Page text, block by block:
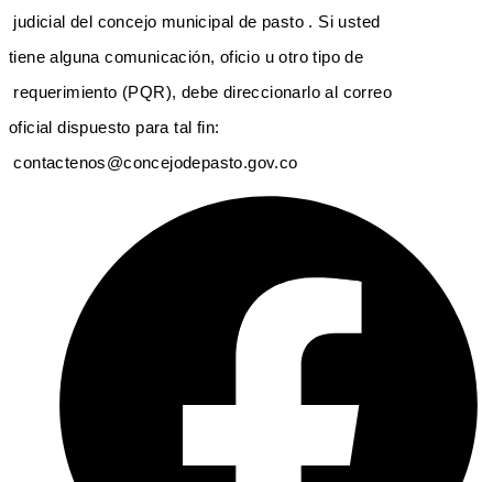
judicial del concejo municipal de pasto . Si usted
tiene alguna comunicación, oficio u otro tipo de
requerimiento (PQR), debe direccionarlo al correo
oficial dispuesto para tal fin:
contactenos@concejodepasto.gov.co